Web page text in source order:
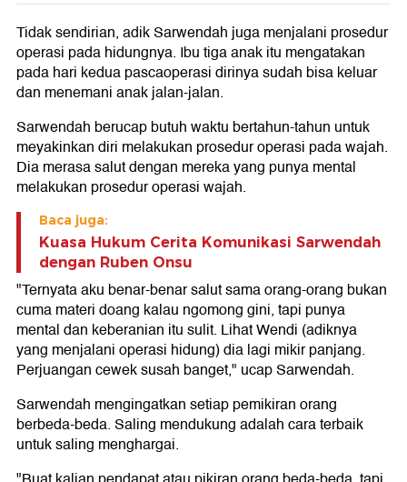
Tidak sendirian, adik Sarwendah juga menjalani prosedur
operasi pada hidungnya. Ibu tiga anak itu mengatakan
pada hari kedua pascaoperasi dirinya sudah bisa keluar
dan menemani anak jalan-jalan.
Sarwendah berucap butuh waktu bertahun-tahun untuk
meyakinkan diri melakukan prosedur operasi pada wajah.
Dia merasa salut dengan mereka yang punya mental
melakukan prosedur operasi wajah.
Baca juga:
Kuasa Hukum Cerita Komunikasi Sarwendah
dengan Ruben Onsu
"Ternyata aku benar-benar salut sama orang-orang bukan
cuma materi doang kalau ngomong gini, tapi punya
mental dan keberanian itu sulit. Lihat Wendi (adiknya
yang menjalani operasi hidung) dia lagi mikir panjang.
Perjuangan cewek susah banget," ucap Sarwendah.
Sarwendah mengingatkan setiap pemikiran orang
berbeda-beda. Saling mendukung adalah cara terbaik
untuk saling menghargai.